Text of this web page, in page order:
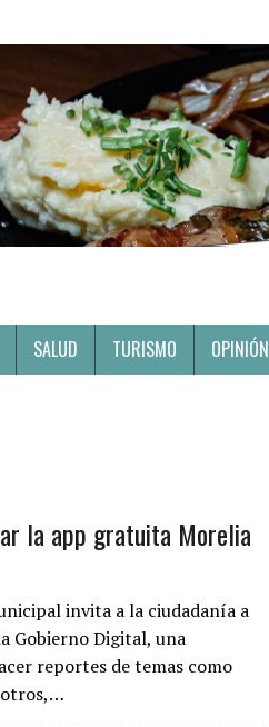
SALUD TURISMO OPINIÓN
la app gratuita Morelia
invita a la ciudadanía a
Gobierno Digital, una
reportes de temas como
otros,…